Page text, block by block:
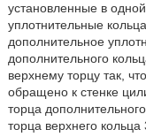
установленные в
уплотнительные
дополнительное
дополнительного
верхнему торцу так,
обращено к стенке
торца
торца верхнего